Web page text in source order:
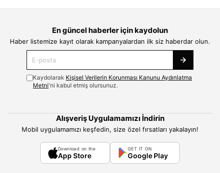
En güncel haberler için kaydolun
Haber listemize kayıt olarak kampanyalardan ilk siz haberdar olun.
Kaydolarak Kişisel Verilerin Korunması Kanunu Aydınlatma
Metni'ni kabul etmiş olursunuz.
Alışveriş Uygulamamızı İndirin
Mobil uygulamamızı keşfedin, size özel fırsatları yakalayın!
Download on the
App Store
GET IT ON
Google Play